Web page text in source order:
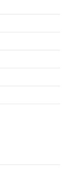
सरकार द्वारा